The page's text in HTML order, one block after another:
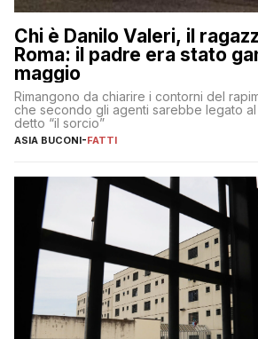
Chi è Danilo Valeri, il
Roma: il padre era stato
maggio
Rimangono da chiarire i contorni del
che secondo gli agenti sarebbe legato al
detto “il sorcio”
ASIA BUCONI-FATTI